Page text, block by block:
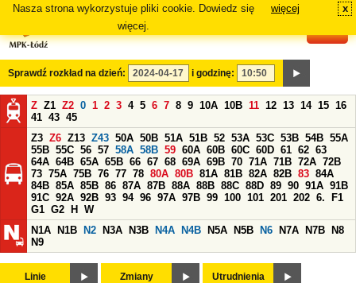
Nasza strona wykorzystuje pliki cookie. Dowiedz się
więcej.
więcej x
Sprawdź rozkład na dzień: i godzinę:
Z Z1 Z2 0 1 2 3 4 5 6 7 8 9 10A 10B 11 12 13 14 15 16
41 43 45
Z3 Z6 Z13 Z43 50A 50B 51A 51B 52 53A 53C 53B 54B 55A
55B 55C 56 57 58A 58B 59 60A 60B 60C 60D 61 62 63
64A 64B 65A 65B 66 67 68 69A 69B 70 71A 71B 72A 72B
73 75A 75B 76 77 78 80A 80B 81A 81B 82A 82B 83 84A
84B 85A 85B 86 87A 87B 88A 88B 88C 88D 89 90 91A 91B
91C 92A 92B 93 94 96 97A 97B 99 100 101 201 202 6.
F1
G1 G2 H
W
N1A
N1B N2 N3A N3B N4A N4B N5A N5B N6 N7A N7B
N8
N9
Linie Zmiany Utrudnienia